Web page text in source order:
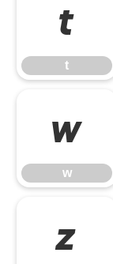
t
t
w
w
z